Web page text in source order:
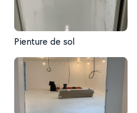
Pienture de sol